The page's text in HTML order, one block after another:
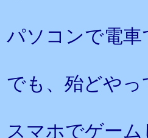
パソコンで電車
でも、殆どやっ
スマホでゲー